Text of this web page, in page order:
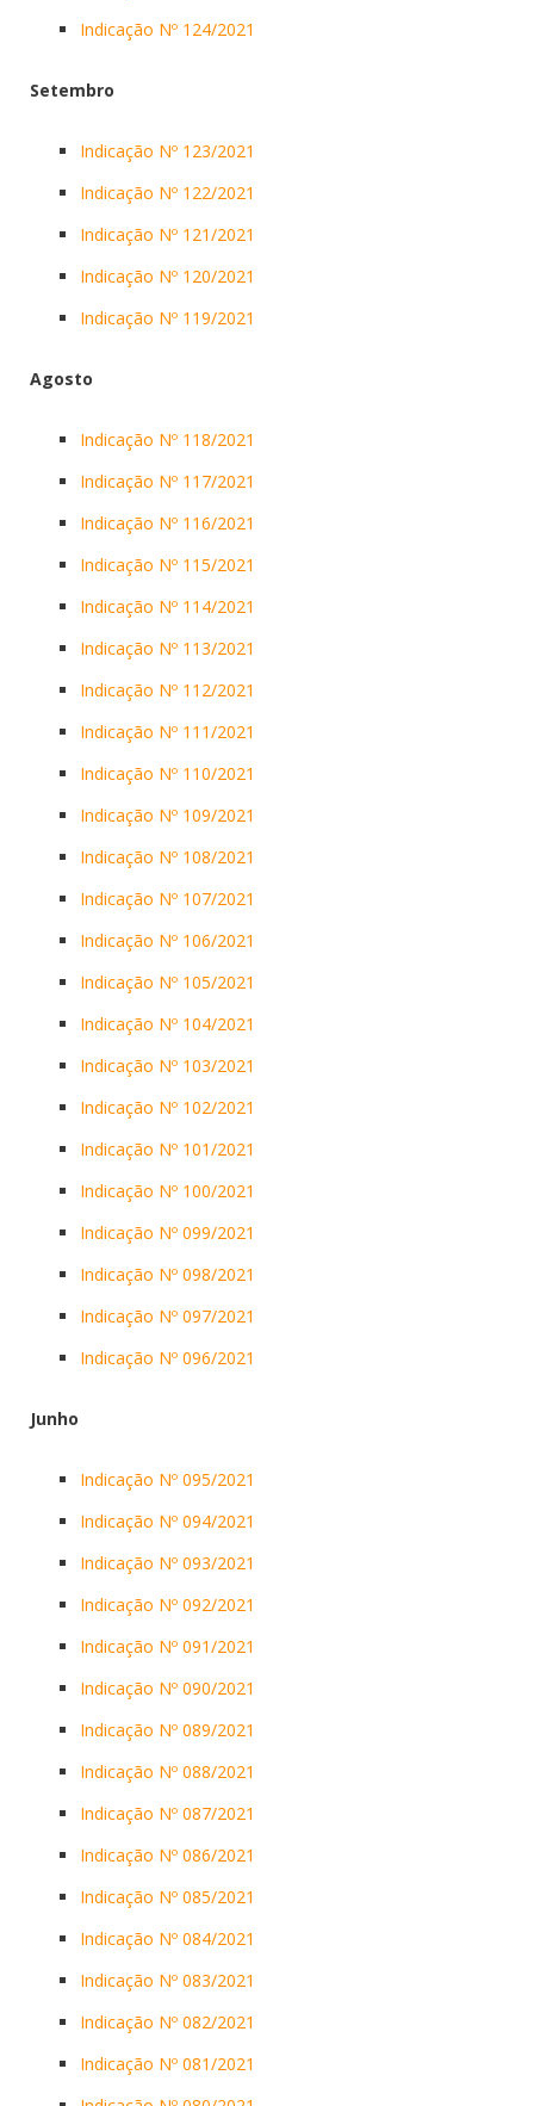
Indicação Nº 124/2021
Setembro
Indicação Nº 123/2021
Indicação Nº 122/2021
Indicação Nº 121/2021
Indicação Nº 120/2021
Indicação Nº 119/2021
Agosto
Indicação Nº 118/2021
Indicação Nº 117/2021
Indicação Nº 116/2021
Indicação Nº 115/2021
Indicação Nº 114/2021
Indicação Nº 113/2021
Indicação Nº 112/2021
Indicação Nº 111/2021
Indicação Nº 110/2021
Indicação Nº 109/2021
Indicação Nº 108/2021
Indicação Nº 107/2021
Indicação Nº 106/2021
Indicação Nº 105/2021
Indicação Nº 104/2021
Indicação Nº 103/2021
Indicação Nº 102/2021
Indicação Nº 101/2021
Indicação Nº 100/2021
Indicação Nº 099/2021
Indicação Nº 098/2021
Indicação Nº 097/2021
Indicação Nº 096/2021
Junho
Indicação Nº 095/2021
Indicação Nº 094/2021
Indicação Nº 093/2021
Indicação Nº 092/2021
Indicação Nº 091/2021
Indicação Nº 090/2021
Indicação Nº 089/2021
Indicação Nº 088/2021
Indicação Nº 087/2021
Indicação Nº 086/2021
Indicação Nº 085/2021
Indicação Nº 084/2021
Indicação Nº 083/2021
Indicação Nº 082/2021
Indicação Nº 081/2021